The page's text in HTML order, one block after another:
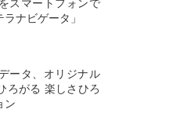
ナビゲータ」
ータ、オリジナル
ろがる 楽しさひろ
ン